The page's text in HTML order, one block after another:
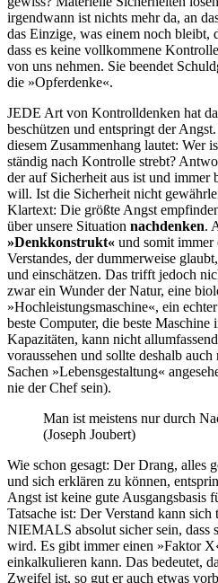
irgendwann ist nichts mehr da, an
das Einzige, was einem noch bleibt,
dass es keine vollkommene
von uns nehmen. Sie beendet
die »Opferdenke«.
JEDE Art von Kontrolldenken hat
beschützen und entspringt der
diesem Zusammenhang lautet: Wer
ständig nach Kontrolle strebt?
der auf Sicherheit aus ist und immer
will. Ist die Sicherheit nicht
Klartext: Die größte Angst
über unsere Situation nachdenken.
»Denkkonstrukt« und somit immer
Verstandes, der dummerweise
und einschätzen. Das trifft jedoch
zwar ein Wunder der Natur, eine
»Hochleistungsmaschine«, ein
beste Computer, die beste
Kapazitäten, kann nicht
voraussehen und sollte deshalb
Sachen »Lebensgestaltung«
nie der Chef sein).
Man ist meistens nur durch
(Joseph Joubert)
Wie schon gesagt: Der Drang, alles
und sich erklären zu können,
Angst ist keine gute Ausgangsbasis
Tatsache ist: Der Verstand kann sich
NIEMALS absolut sicher sein, dass
wird. Es gibt immer einen »Faktor
einkalkulieren kann. Das bedeutet,
Zweifel ist, so gut er auch etwas